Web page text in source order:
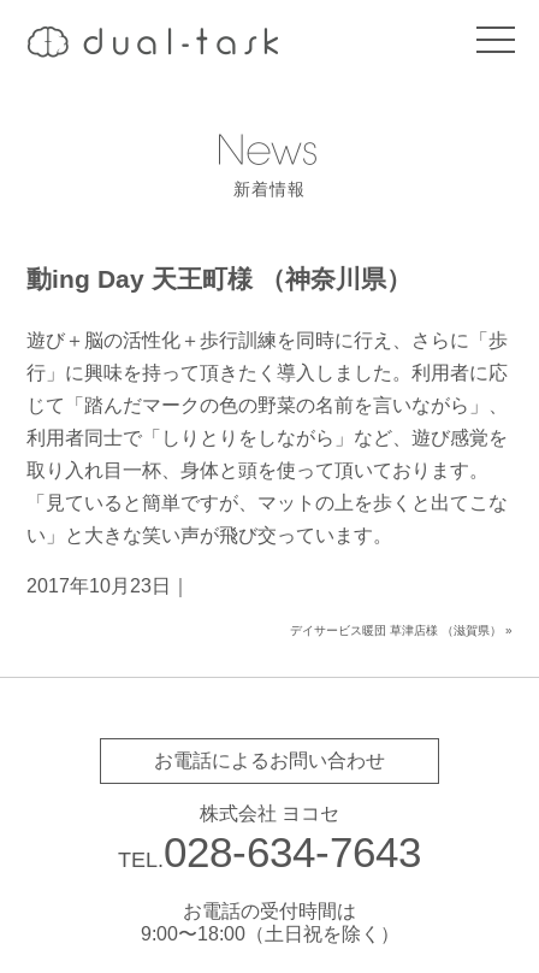
t
o
新着情報
動ing Day 天王町様 （神奈川県）
遊び＋脳の活性化＋歩行訓練を同時に行え、さらに「歩
行」に興味を持って頂きたく導入しました。利用者に応
じて「踏んだマークの色の野菜の名前を言いながら」、
利用者同士で「しりとりをしながら」など、遊び感覚を
取り入れ目一杯、身体と頭を使って頂いております。
「見ていると簡単ですが、マットの上を歩くと出てこな
い」と大きな笑い声が飛び交っています。
2017年10月23日｜
デイサービス暖団 草津店様 （滋賀県） »
お電話によるお問い合わせ
株式会社 ヨコセ
TEL.028-634-7643
お電話の受付時間は
9:00〜18:00（土日祝を除く）